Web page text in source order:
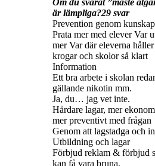
är lämpliga?29 svar
Prevention genom kunskap
Prata mer med elever Var
mer Var där eleverna
krogar och skolor så klart
Information
Ett bra arbete i skolan
gällande nikotin mm.
Ja, du… jag vet inte.
Hårdare lagar, mer
mer preventivt med frågan
Genom att lagstadga och
Utbildning och lagar
Förbjud reklam & förbjud
kan få vara bruna.